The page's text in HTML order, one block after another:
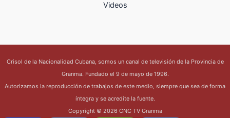
Videos
Crisol de la Nacionalidad Cubana, somos un canal de televisión de la Provincia de
Granma. Fundado el 9 de mayo de 1996.
Autorizamos la reproducción de trabajos de este medio, siempre que sea de forma
íntegra y se acredite la fuente.
Copyright © 2026 CNC TV Granma